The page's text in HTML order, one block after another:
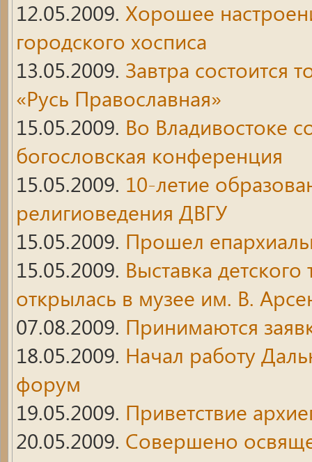
12.05.2009. Хорошее
городского хосписа
13.05.2009. Завтра состоится
«Русь Православная»
15.05.2009. Во Владивостоке
богословская конференция
15.05.2009. 10-летие
религиоведения ДВГУ
15.05.2009. Прошел
15.05.2009. Выставка
открылась в музее им. В.
07.08.2009. Принимаются
18.05.2009. Начал работу
форум
19.05.2009. Приветствие
20.05.2009. Совершено